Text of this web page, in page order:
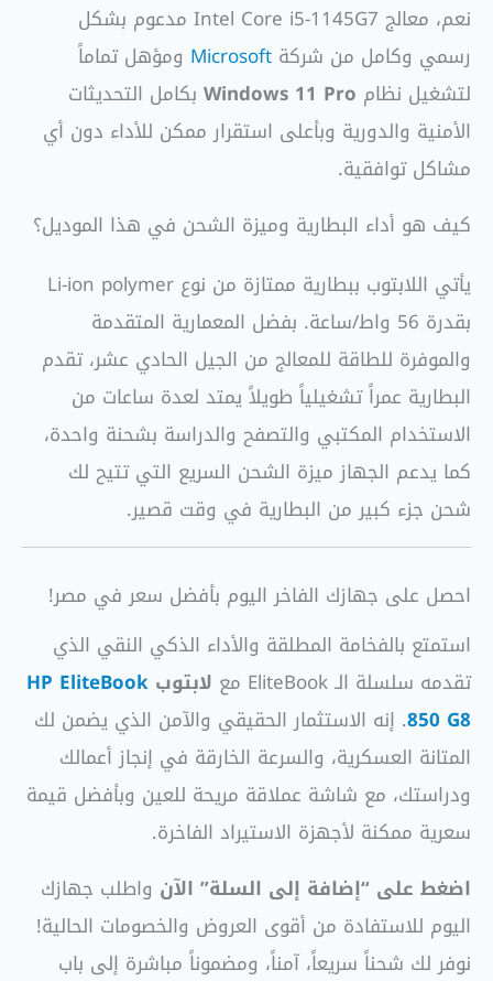
نعم، معالج Intel Core i5-1145G7 مدعوم بشكل
رسمي وكامل من شركة
ومؤهل تماماً
لتشغيل نظام Windows 11 Pro بكامل التحديثات
الأمنية والدورية وبأعلى استقرار ممكن للأداء دون أي
مشاكل توافقية.
كيف هو أداء البطارية وميزة الشحن في هذا الموديل؟
يأتي اللابتوب ببطارية ممتازة من نوع Li-ion polymer
بقدرة 56 واط/ساعة. بفضل المعمارية المتقدمة
والموفرة للطاقة للمعالج من الجيل الحادي عشر، تقدم
البطارية عمراً تشغيلياً طويلاً يمتد لعدة ساعات من
الاستخدام المكتبي والتصفح والدراسة بشحنة واحدة،
كما يدعم الجهاز ميزة الشحن السريع التي تتيح لك
شحن جزء كبير من البطارية في وقت قصير.
احصل على جهازك الفاخر اليوم بأفضل سعر في مصر!
استمتع بالفخامة المطلقة والأداء الذكي النقي الذي
تقدمه سلسلة الـ EliteBook مع
لابتوب HP EliteBook
850 G8. إنه الاستثمار الحقيقي والآمن الذي يضمن لك
المتانة العسكرية، والسرعة الخارقة في إنجاز أعمالك
ودراستك، مع شاشة عملاقة مريحة للعين وبأفضل قيمة
سعرية ممكنة لأجهزة الاستيراد الفاخرة.
اضغط على “إضافة إلى السلة” الآن واطلب جهازك
اليوم للاستفادة من أقوى العروض والخصومات الحالية!
نوفر لك شحناً سريعاً، آمناً، ومضموناً مباشرة إلى باب